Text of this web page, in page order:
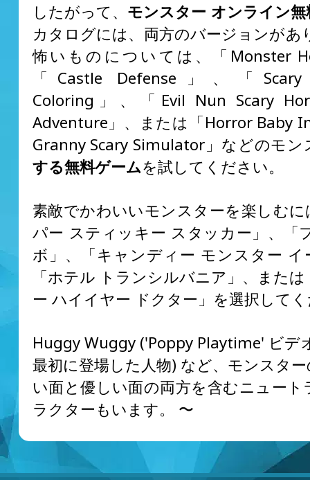
したがって、 モンスター オンライン
カタログには、両方のバージョンがあ
怖いものについては、「Monster
「Castle Defense」、「Scary
Coloring」、「Evil Nun Scary
Adventure」、または「Horror Baby
Granny Scary Simulator」などのモン
する無料ゲームを試してください。
素敵でかわいいモンスターを楽しむに
パー スティッキー スタッカー」、「
ボ」、「キャンディー モンスター イ
「ホテル トランシルバニア」、また
ー ハイイヤー ドクター」を選択して
Huggy Wuggy ('Poppy Playtime' ビデ
最初に登場した人物) など、モンスタ
い面と優しい面の両方を含むニュー
ラクターもいます。 〜